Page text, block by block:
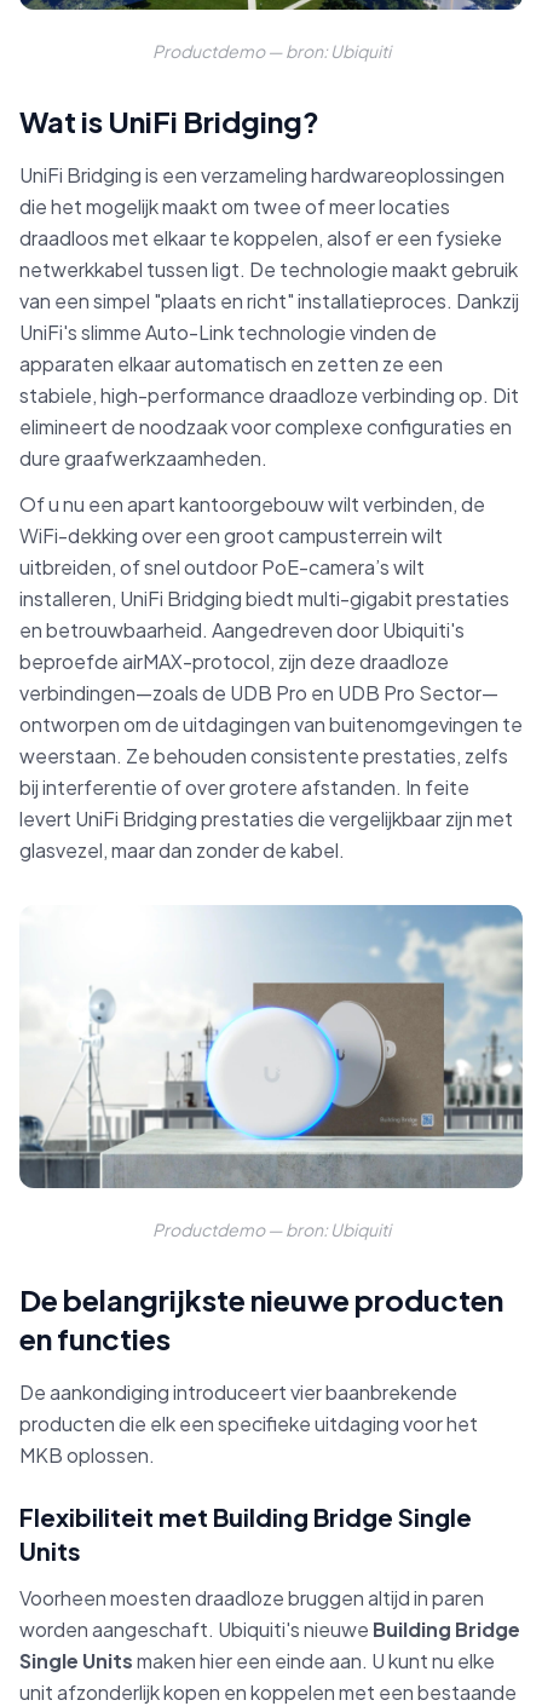
Productdemo — bron: Ubiquiti
Wat is UniFi Bridging?
UniFi Bridging is een verzameling hardwareoplossingen
die het mogelijk maakt om twee of meer locaties
draadloos met elkaar te koppelen, alsof er een fysieke
netwerkkabel tussen ligt. De technologie maakt gebruik
van een simpel "plaats en richt" installatieproces. Dankzij
UniFi's slimme Auto-Link technologie vinden de
apparaten elkaar automatisch en zetten ze een
stabiele, high-performance draadloze verbinding op. Dit
elimineert de noodzaak voor complexe configuraties en
dure graafwerkzaamheden.
Of u nu een apart kantoorgebouw wilt verbinden, de
WiFi-dekking over een groot campusterrein wilt
uitbreiden, of snel outdoor PoE-camera’s wilt
installeren, UniFi Bridging biedt multi-gigabit prestaties
en betrouwbaarheid. Aangedreven door Ubiquiti's
beproefde airMAX-protocol, zijn deze draadloze
verbindingen—zoals de UDB Pro en UDB Pro Sector—
ontworpen om de uitdagingen van buitenomgevingen te
weerstaan. Ze behouden consistente prestaties, zelfs
bij interferentie of over grotere afstanden. In feite
levert UniFi Bridging prestaties die vergelijkbaar zijn met
glasvezel, maar dan zonder de kabel.
Productdemo — bron: Ubiquiti
De belangrijkste nieuwe producten
en functies
De aankondiging introduceert vier baanbrekende
producten die elk een specifieke uitdaging voor het
MKB oplossen.
Flexibiliteit met Building Bridge Single
Units
Voorheen moesten draadloze bruggen altijd in paren
worden aangeschaft. Ubiquiti's nieuwe Building Bridge
Single Unitsmaken hier een einde aan. U kunt nu elke
unit afzonderlijk kopen en koppelen met een bestaande